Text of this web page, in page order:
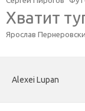
Хватит
Ярослав
Alexei Lupan